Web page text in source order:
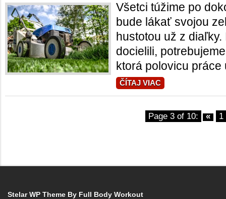
Všetci túžime po
bude lákať svojou
hustotou už z
docielili,
ktorá polovicu práce
ČÍTAJ VIAC
Page 3 of 10: « 1
Stelar WP Theme By Full Body Workout